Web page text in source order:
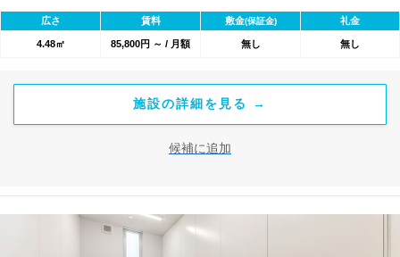
ちろん、1人利用でゆとりを持って使いたい方にもおすすめの環境
です。 セキュリティ面では、エントランスのオートロック完備に
加え、各お部屋も個別に施錠が可能。部外者の侵入を防ぎ、大切
約金110,000円と初月賃料・共益費のみで、水道光熱費も共益費に
るのが、このプランの大きな魅力です。
広さ 賃料 敷金(保証金) 礼金
4.48㎡ 85,800円 ～ / 月額 無し 無し
施設の詳細を見る →
候補に追加